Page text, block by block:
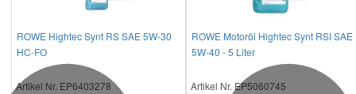
ROWE Hightec Synt RS SAE 5W-30
HC-FO
Artikel Nr. EP6403278
ROWE Motoröl Hightec Synt RSI SAE
5W-40 - 5 Liter
Artikel Nr. EP5060745